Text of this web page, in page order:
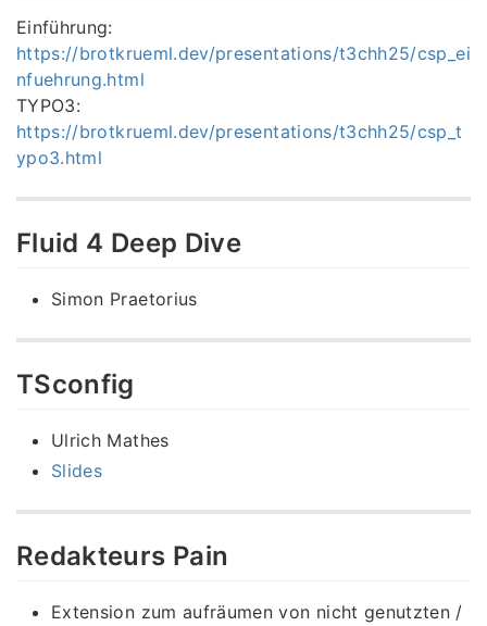
Einführung:
https://brotkrueml.dev/presentations/t3chh25/csp_ei
nfuehrung.html
TYPO3:
https://brotkrueml.dev/presentations/t3chh25/csp_t
ypo3.html
Fluid 4 Deep Dive
Simon Praetorius
TSconfig
Ulrich Mathes
Slides
Redakteurs Pain
Extension zum aufräumen von nicht genutzten /